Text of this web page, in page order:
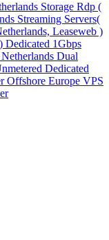
Storage Rdp (
Streaming Servers(
Leaseweb )
Dedicated 1Gbps
Netherlands Dual
Dedicated
Offshore Europe VPS